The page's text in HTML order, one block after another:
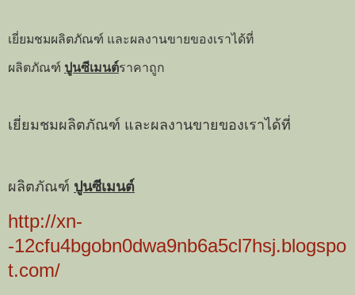
เยี่ยมชมผลิตภัณฑ์ และผลงานขายของเราได้ที่
ผลิตภัณฑ์ ปูนซีเมนต์ราคาถูก
เยี่ยมชมผลิตภัณฑ์ และผลงานขายของเราได้ที่
ผลิตภัณฑ์ ปูนซีเมนต์
http://xn-
-12cfu4bgobn0dwa9nb6a5cl7hsj.blogspo
t.com/